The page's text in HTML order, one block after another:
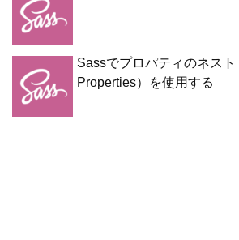
Sassでプロパティのネスト
Properties）を使用する